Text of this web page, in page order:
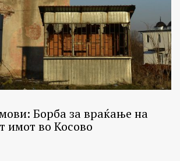
Борба за враќање на
имот во Косово